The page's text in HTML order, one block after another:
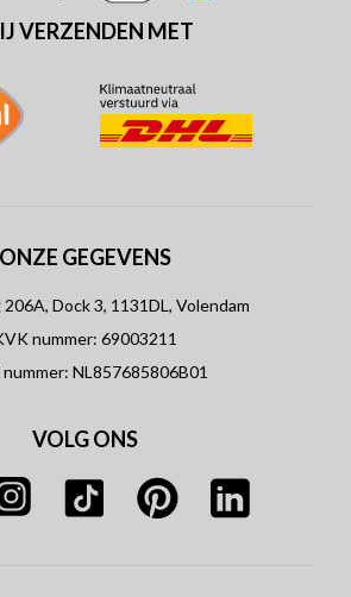
VERZENDEN MET
ONZE GEGEVENS
206A, Dock 3, 1131DL, Volendam
nummer: 69003211
NL857685806B01
VOLG ONS